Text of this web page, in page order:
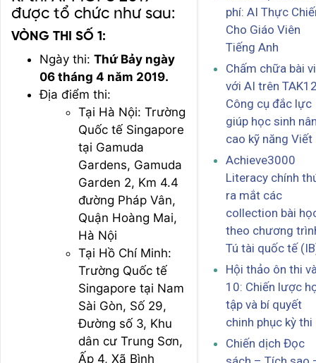
được tổ chức như sau:
VÒNG THI SỐ 1:
Ngày thi: Thứ Bảy ngày
06 tháng 4 năm 2019.
Địa điểm thi:
Tại Hà Nội: Trường
Quốc tế Singapore
tại Gamuda
Gardens, Gamuda
Garden 2, Km 4.4
đường Pháp Vân,
Quận Hoàng Mai,
Hà Nội
Tại Hồ Chí Minh:
Trường Quốc tế
Singapore tại Nam
Sài Gòn, Số 29,
Đường số 3, Khu
dân cư Trung Sơn,
Ấp 4, Xã Bình
phí: AI Thực
Cho Giáo Viên
Tiếng Anh
Chấm chữa bài
với AI trên
Công cụ đắc lực
giúp học sinh
cao kỹ năng Viết
Achieve3000
Literacy chính
ra mắt các
collection bài
theo chương
Tú tài quốc tế
Hội thảo ôn thi
10: Chiến lược
tập và bí quyết
chinh phục kỳ thi
Chiến dịch Đọc